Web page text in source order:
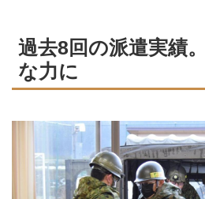
過去8回の派遣実績
な力に